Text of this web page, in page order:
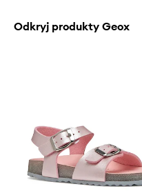
Odkryj produkty Geox